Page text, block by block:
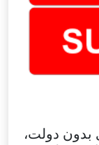
دولت،